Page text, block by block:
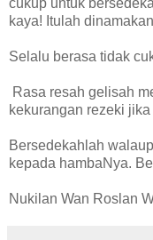
kaya! Itulah
Selalu berasa tidak
Rasa resah gelisah
kekurangan rezeki
Bersedekahlah
kepada hambaNya.
Nukilan Wan Roslan